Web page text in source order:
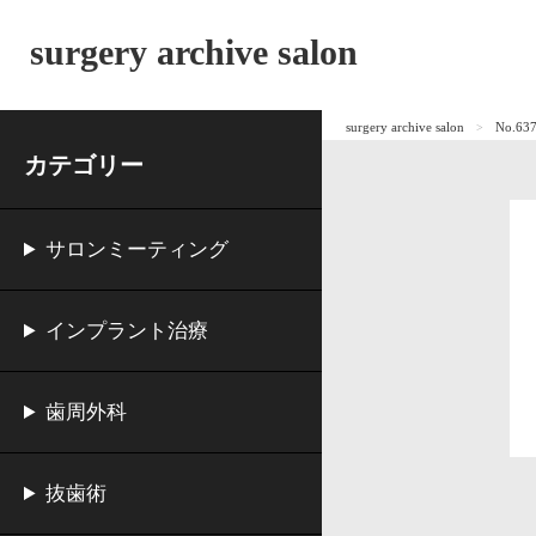
surgery archive salon
カテゴリー
サロンミーティング
インプラント治療
歯周外科
抜歯術
surgery archive salon